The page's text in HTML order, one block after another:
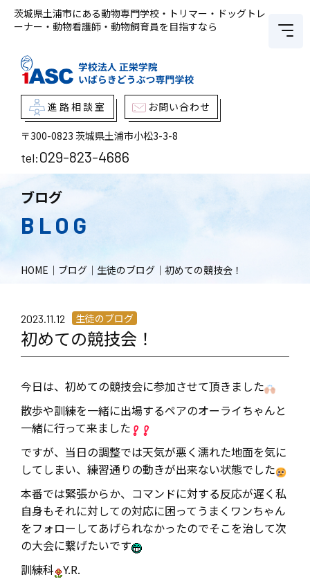
茨城県土浦市にある動物専門学校・トリマー・ドッグトレ
ーナー・動物看護師・動物飼育員を目指すなら
進路相談室 お問い合わせ
〒300-0823 茨城県土浦市小松3-3-8
tel:029-823-4686
ブログ
BLOG
HOME ｜ ブログ ｜ 生徒のブログ ｜ 初めての競技会！
2023.11.12 生徒のブログ
初めての競技会！
今日は、初めての競技会に参加させて頂きました
散歩や訓練を一緒に出場するペアのオーライちゃんと
一緒に行って来ました
ですが、当日の調整では天気が悪く濡れた地面を気に
してしまい、練習通りの動きが出来ない状態でした
本番では緊張からか、コマンドに対する反応が遅く私
自身もそれに対しての対応に困ってうまくワンちゃん
をフォローしてあげられなかったのでそこを治して次
の大会に繋げたいです
訓練科 Y.R.